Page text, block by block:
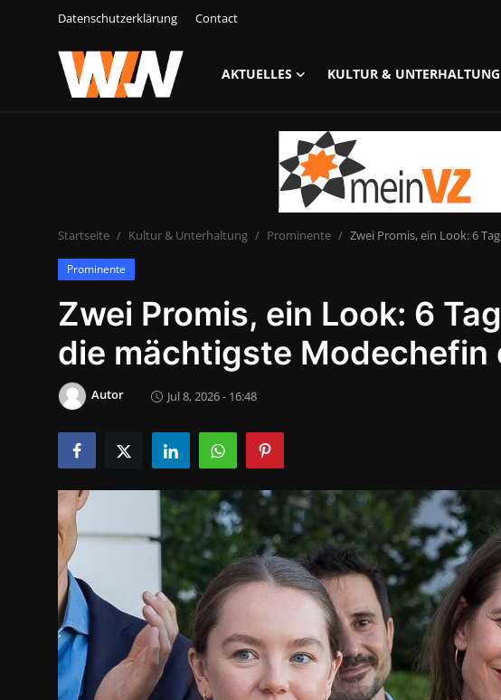
Datenschutzerklärung Contact
AKTUELLES KULTUR & UNTERHALTUNG
Lifestyle & Gesellschaft
Sport & Freizeit
Tech & IT-Security
Wirtschaft
Wissenschaft & Gesundheit
Deutsch
Startseite Kultur & Unterhaltung Prominente Zwei Promis, ein Look: 6
Prominente
Zwei Promis, ein Look: 6
die mächtigste Modechefin
Autor Jul 8, 2026 - 16:48